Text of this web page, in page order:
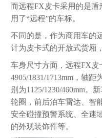
而远程FX皮卡采用的是
用了“远程”的车标。
不同的是，作为商用车的
计为皮卡式的开放式货厢
车身尺寸方面，远程FX皮
4905/1831/1713mm，轴
别为1125/1230/460mm。
轮圈，前后泊车雷达、智
安全碰撞预警系统、全速
的外观装饰件等。